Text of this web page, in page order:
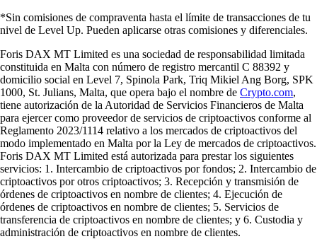
*Sin comisiones de compraventa hasta el límite de transacciones de tu
nivel de Level Up. Pueden aplicarse otras comisiones y diferenciales.
Foris DAX MT Limited es una sociedad de responsabilidad limitada
constituida en Malta con número de registro mercantil C 88392 y
domicilio social en Level 7, Spinola Park, Triq Mikiel Ang Borg, SPK
1000, St. Julians, Malta, que opera bajo el nombre de Crypto.com,
tiene autorización de la Autoridad de Servicios Financieros de Malta
para ejercer como proveedor de servicios de criptoactivos conforme al
Reglamento 2023/1114 relativo a los mercados de criptoactivos del
modo implementado en Malta por la Ley de mercados de criptoactivos.
Foris DAX MT Limited está autorizada para prestar los siguientes
servicios: 1. Intercambio de criptoactivos por fondos; 2. Intercambio de
criptoactivos por otros criptoactivos; 3. Recepción y transmisión de
órdenes de criptoactivos en nombre de clientes; 4. Ejecución de
órdenes de criptoactivos en nombre de clientes; 5. Servicios de
transferencia de criptoactivos en nombre de clientes; y 6. Custodia y
administración de criptoactivos en nombre de clientes.